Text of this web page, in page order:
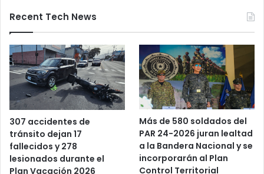
Recent Tech News
307 accidentes de
tránsito dejan 17
fallecidos y 278
lesionados durante el
Plan Vacación 2026
Más de 580 soldados del
PAR 24-2026 juran lealtad
a la Bandera Nacional y se
incorporarán al Plan
Control Territorial